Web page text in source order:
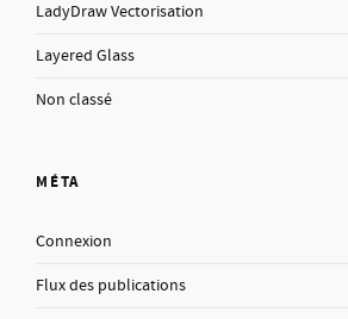
LadyDraw Vectorisation
Layered Glass
Non classé
MÉTA
Connexion
Flux des publications